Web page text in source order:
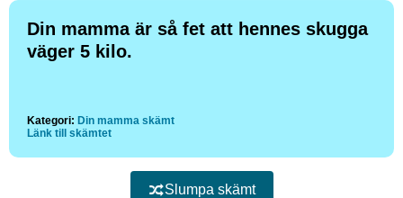
Din mamma är så fet att hennes skugga
väger 5 kilo.
Kategori: Din mamma skämt
Länk till skämtet
Slumpa skämt